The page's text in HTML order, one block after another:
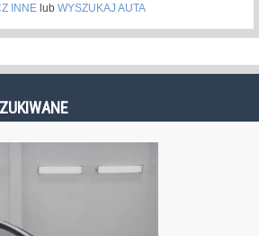
INNElub WYSZUKAJ AUTA